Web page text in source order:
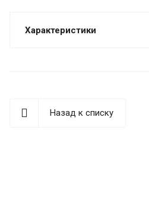
Характеристики
Назад к списку